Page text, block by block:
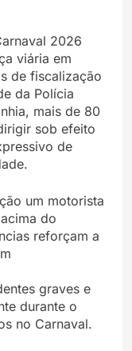
2026
viária em
de fiscalização
da Polícia
mais de 80
sob efeito
de
um motorista
do
reforçam a
graves e
durante o
no Carnaval.